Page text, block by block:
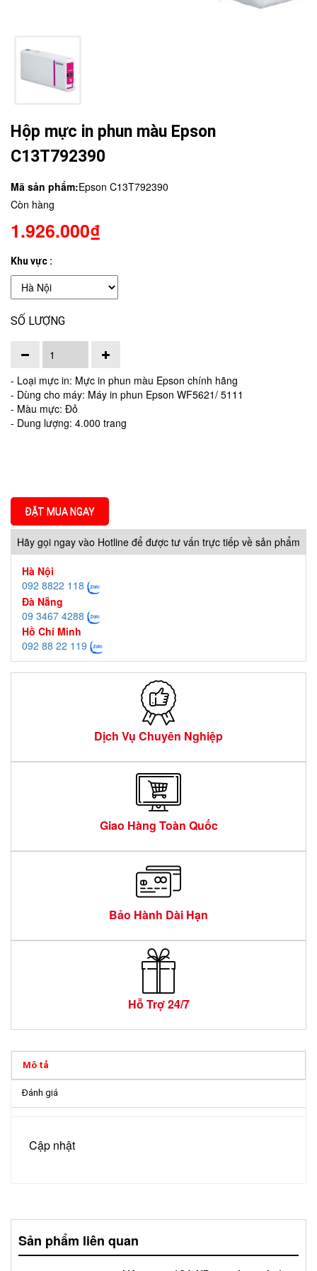
Hộp mực in phun màu Epson
C13T792390
Mã sản phẩm:Epson C13T792390
Còn hàng
1.926.000₫
Khu vực :
SỐ LƯỢNG
- Loại mực in: Mực in phun màu Epson chính hãng
- Dùng cho máy: Máy in phun Epson WF5621/ 5111
- Màu mực: Đỏ
- Dung lượng: 4.000 trang
ĐẶT MUA NGAY
Hãy gọi ngay vào Hotline để được tư vấn trực tiếp về sản phẩm
Hà Nội
092 8822 118
Đà Nẵng
09 3467 4288
Hồ Chí Minh
092 88 22 119
Dịch Vụ Chuyên Nghiệp
Giao Hàng Toàn Quốc
Bảo Hành Dài Hạn
Hỗ Trợ 24/7
Mô tả
Đánh giá
Cập nhật
Sản phẩm liên quan